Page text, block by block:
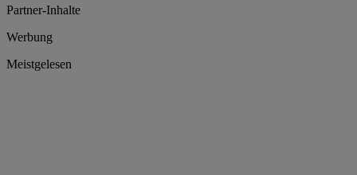
Partner-Inhalte
Werbung
Meistgelesen